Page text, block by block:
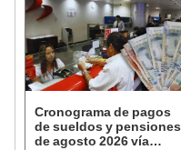
Cronograma de pagos
de sueldos y pensiones
de agosto 2026 vía